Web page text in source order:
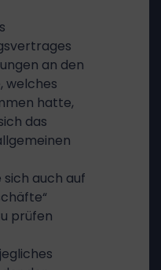
an den
welches
hatte,
das
auch auf
prüfen